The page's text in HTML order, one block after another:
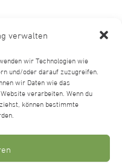
verwalten
wir Technologien wie
und/oder darauf zuzugreifen.
wir Daten wie das
verarbeiten. Wenn du
können bestimmte